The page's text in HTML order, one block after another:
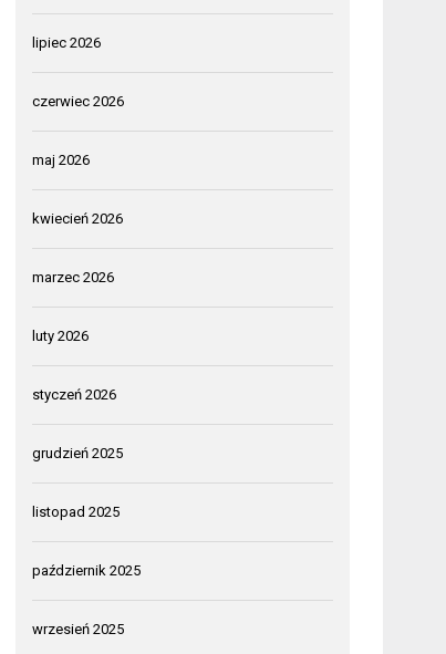
lipiec 2026
czerwiec 2026
maj 2026
kwiecień 2026
marzec 2026
luty 2026
styczeń 2026
grudzień 2025
listopad 2025
październik 2025
wrzesień 2025